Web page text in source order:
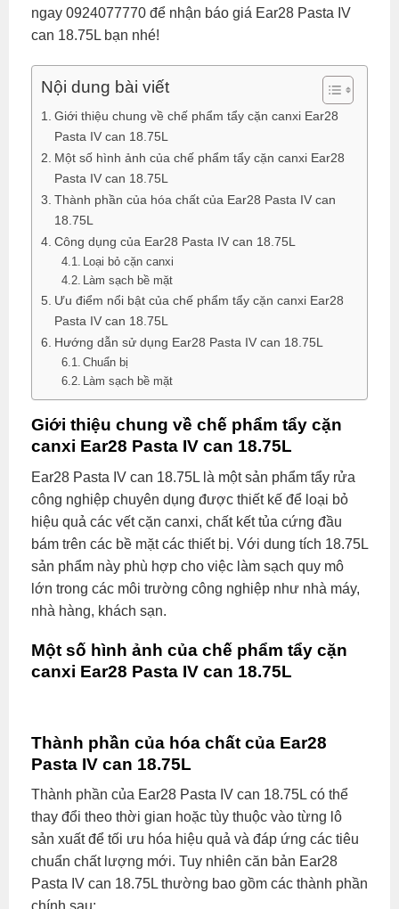
ngay 0924077770 để nhận báo giá Ear28 Pasta IV
can 18.75L bạn nhé!
Nội dung bài viết
Giới thiệu chung về chế phẩm tẩy cặn canxi Ear28
Pasta IV can 18.75L
Một số hình ảnh của chế phẩm tẩy cặn canxi Ear28
Pasta IV can 18.75L
Thành phần của hóa chất của Ear28 Pasta IV can
18.75L
Công dụng của Ear28 Pasta IV can 18.75L
Loại bỏ cặn canxi
Làm sạch bề mặt
Ưu điểm nổi bật của chế phẩm tẩy cặn canxi Ear28
Pasta IV can 18.75L
Hướng dẫn sử dụng Ear28 Pasta IV can 18.75L
Chuẩn bị
Làm sạch bề mặt
Giới thiệu chung về chế phẩm tẩy cặn
canxi Ear28 Pasta IV can 18.75L
Ear28 Pasta IV can 18.75L là một sản phẩm tẩy rửa
công nghiệp chuyên dụng được thiết kế để loại bỏ
hiệu quả các vết cặn canxi, chất kết tủa cứng đầu
bám trên các bề mặt các thiết bị. Với dung tích 18.75L
sản phẩm này phù hợp cho việc làm sạch quy mô
lớn trong các môi trường công nghiệp như nhà máy,
nhà hàng, khách sạn.
Một số hình ảnh của chế phẩm tẩy cặn
canxi Ear28 Pasta IV can 18.75L
Thành phần của hóa chất của Ear28
Pasta IV can 18.75L
Thành phần của Ear28 Pasta IV can 18.75L có thể
thay đổi theo thời gian hoặc tùy thuộc vào từng lô
sản xuất để tối ưu hóa hiệu quả và đáp ứng các tiêu
chuẩn chất lượng mới. Tuy nhiên căn bản Ear28
Pasta IV can 18.75L thường bao gồm các thành phần